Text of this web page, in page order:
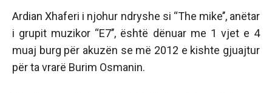
Ardian Xhaferi i njohur ndryshe si ‘‘The mike’’, anëtar
i grupit muzikor ‘‘E7’’, është dënuar me 1 vjet e 4
muaj burg për akuzën se më 2012 e kishte gjuajtur
për ta vrarë Burim Osmanin.